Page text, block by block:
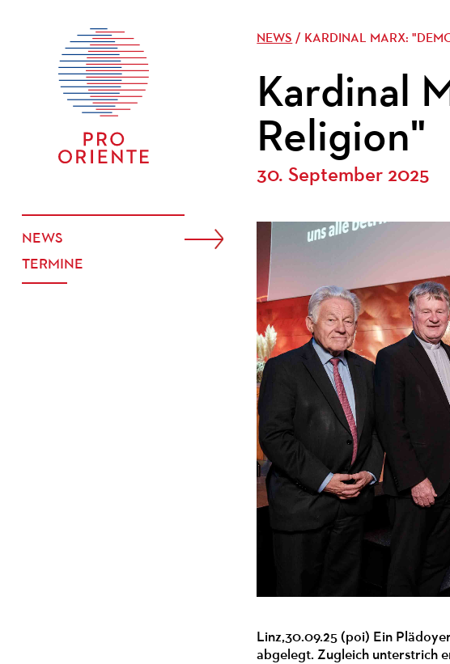
NEWS
TERMINE
NEWS / KARDINAL MARX:
Kardinal
Religion"
30. September 2025
Linz,30.09.25 (poi) Ein
abgelegt. Zugleich unterstrich